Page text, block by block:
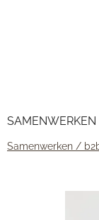
SAMENWERKEN
Samenwerken /